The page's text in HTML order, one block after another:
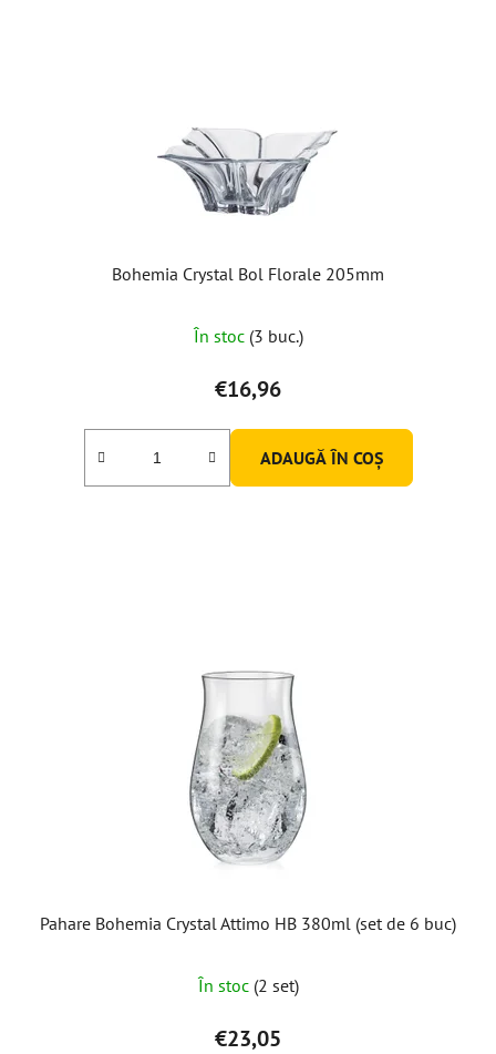
Bohemia Crystal Bol Florale 205mm
În stoc (3 buc.)
€16,96
ADAUGĂ ÎN COŞ
Pahare Bohemia Crystal Attimo HB 380ml (set de 6 buc)
În stoc (2 set)
€23,05